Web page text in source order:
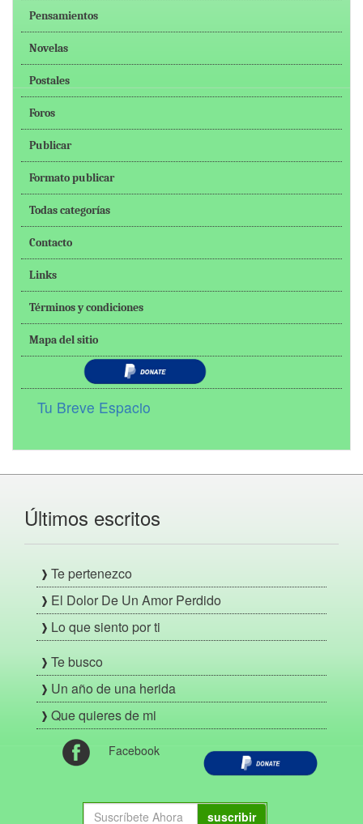
Pensamientos
Novelas
Postales
Foros
Publicar
Formato publicar
Todas categorías
Contacto
Links
Términos y condiciones
Mapa del sitio
Tu Breve Espacio
Últimos escritos
Te pertenezco
El Dolor De Un Amor Perdido
Lo que siento por ti
Te busco
Un año de una herida
Que quieres de mi
Facebook
suscribir